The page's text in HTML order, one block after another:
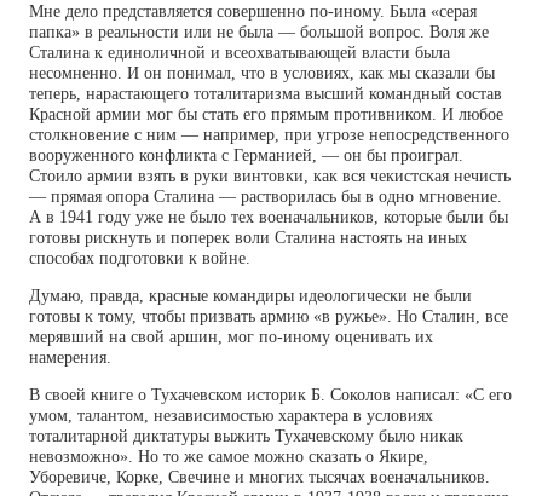
Мне дело представляется совершенно по-иному. Была «серая
папка» в реальности или не была — большой вопрос. Воля же
Сталина к единоличной и всеохватывающей власти была
несомненно. И он понимал, что в условиях, как мы сказали бы
теперь, нарастающего тоталитаризма высший командный состав
Красной армии мог бы стать его прямым противником. И любое
столкновение с ним — например, при угрозе непосредственного
вооруженного конфликта с Германией, — он бы проиграл.
Стоило армии взять в руки винтовки, как вся чекистская нечисть
— прямая опора Сталина — растворилась бы в одно мгновение.
А в 1941 году уже не было тех военачальников, которые были бы
готовы рискнуть и поперек воли Сталина настоять на иных
способах подготовки к войне.
Думаю, правда, красные командиры идеологически не были
готовы к тому, чтобы призвать армию «в ружье». Но Сталин, все
мерявший на свой аршин, мог по-иному оценивать их
намерения.
В своей книге о Тухачевском историк Б. Соколов написал: «С его
умом, талантом, независимостью характера в условиях
тоталитарной диктатуры выжить Тухачевскому было никак
невозможно». Но то же самое можно сказать о Якире,
Уборевиче, Корке, Свечине и многих тысячах военачальников.